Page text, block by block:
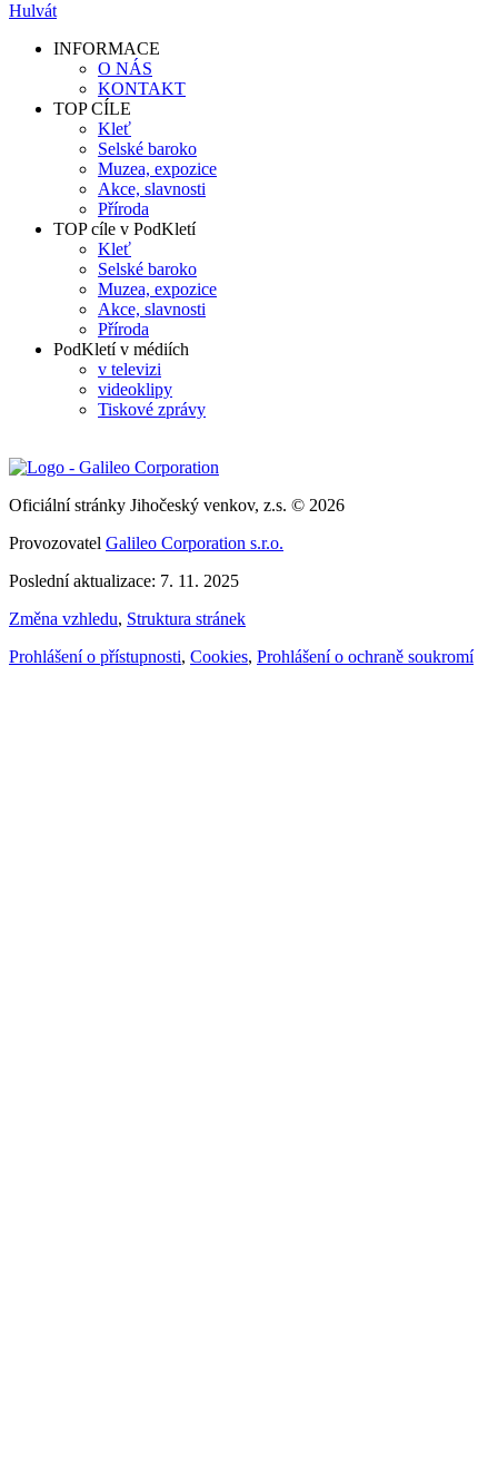
Hulvát
INFORMACE
O NÁS
KONTAKT
TOP CÍLE
Kleť
Selské baroko
Muzea, expozice
Akce, slavnosti
Příroda
TOP cíle v PodKletí
Kleť
Selské baroko
Muzea, expozice
Akce, slavnosti
Příroda
PodKletí v médiích
v televizi
videoklipy
Tiskové zprávy
Oficiální stránky Jihočeský venkov, z.s. © 2026
Provozovatel Galileo Corporation s.r.o.
Poslední aktualizace: 7. 11. 2025
Změna vzhledu, Struktura stránek
Prohlášení o přístupnosti, Cookies, Prohlášení o ochraně soukromí